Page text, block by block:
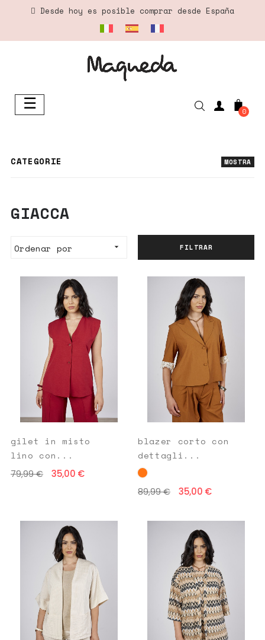
Desde hoy es posible comprar desde España
Navegación
de
☰ 0
CATEGORIE MOSTRA
GIACCA
Ordenar por  FILTRAR
gilet in misto
lino con...
79,99 € 35,00 €
blazer corto con
dettagli...
89,99 € 35,00 €